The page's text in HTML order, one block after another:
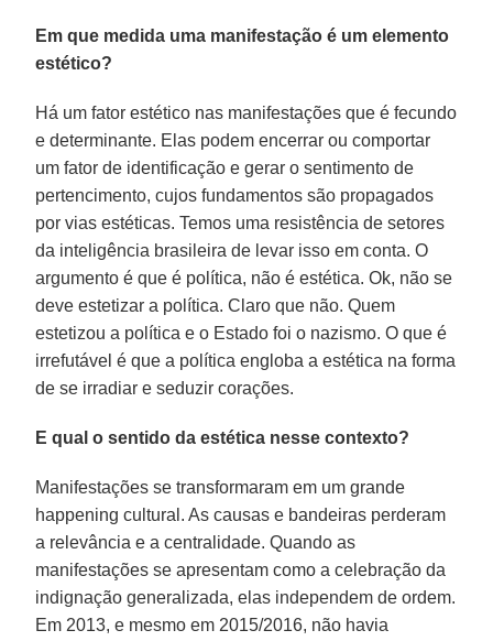
Em que medida uma manifestação é um elemento
estético?
Há um fator estético nas manifestações que é fecundo
e determinante. Elas podem encerrar ou comportar
um fator de identificação e gerar o sentimento de
pertencimento, cujos fundamentos são propagados
por vias estéticas. Temos uma resistência de setores
da inteligência brasileira de levar isso em conta. O
argumento é que é política, não é estética. Ok, não se
deve estetizar a política. Claro que não. Quem
estetizou a política e o Estado foi o nazismo. O que é
irrefutável é que a política engloba a estética na forma
de se irradiar e seduzir corações.
E qual o sentido da estética nesse contexto?
Manifestações se transformaram em um grande
happening cultural. As causas e bandeiras perderam
a relevância e a centralidade. Quando as
manifestações se apresentam como a celebração da
indignação generalizada, elas independem de ordem.
Em 2013, e mesmo em 2015/2016, não havia